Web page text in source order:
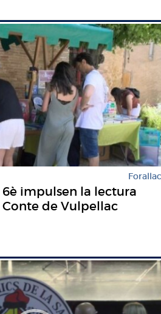
Forallac
6è impulsen la lectura
de Vulpellac